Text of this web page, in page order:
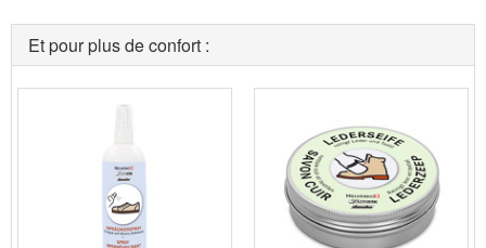
Et pour plus de confort :